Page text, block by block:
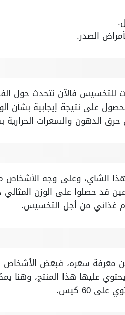
الصدر.
فالآن نتحدث حول
على نتيجة إيجابية بشأن
الدهون والسعرات
الشاي، وعلى وجه الأشخاص
قد حصلوا على الوزن
غذائي من أجل التخسيس.
سعره، فبعض الأشخاص
عليها هذا المنتج، وهنا